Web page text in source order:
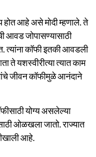
होत आहे असे मोदी म्हणाले. ते
आवड जोपासण्यासाठी
त्यांना कॉफी इतकी आवडली
ते यशस्वीरीत्या त्यात काम
जीवन कॉफीमुळे आनंदाने
योग्य असलेल्या
ओळखला जातो. राज्यात
आहे.